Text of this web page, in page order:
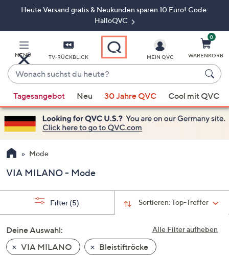
ZumHeute Versand gratis & Neukunden sparen 10 Euro! Code:
HalloQVC
MENÜ TV-RÜCKBLICK
Wonach
suchst
du
heute?
Vorschläge
verfügbar
sind,
verwenden
Sie
Pfeiltasten
nach
und
nach
unten
oder
MEIN QVC
0
WARENKORB
Tagesangebot Neu 30 Jahre QVC Cool mit QVC
Mode
VIA MILANO - Mode
Sortieren:Top-Treffer
Filter (5)
Alle Filter aufheben
Deine Auswahl:
VIA MILANO
Bleistiftröcke